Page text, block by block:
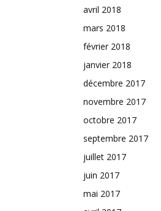
avril 2018
mars 2018
février 2018
janvier 2018
décembre 2017
novembre 2017
octobre 2017
septembre 2017
juillet 2017
juin 2017
mai 2017